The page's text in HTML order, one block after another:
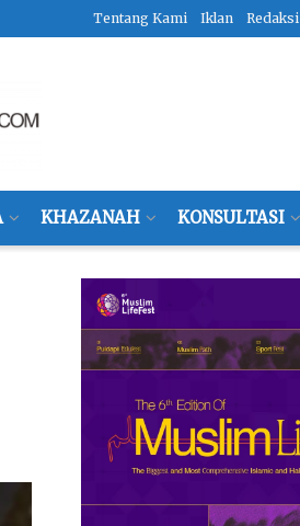
Tentang Kami Iklan Redaksi
KHAZANAH KONSULTASI